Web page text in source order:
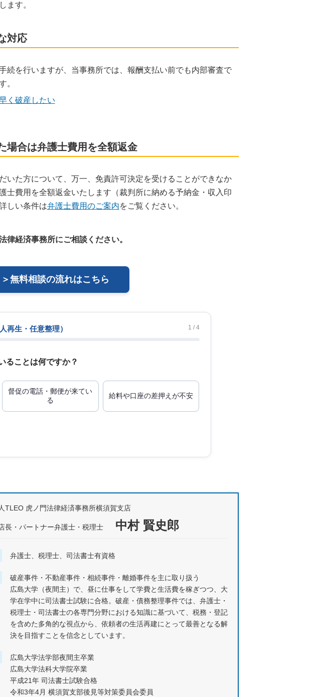
ます。
対応
続を行いますが、当事務所では、報酬支払い前でも内部審査で
。
く破産したい
合は弁護士費用を全額返金
いた方について、万一、免責許可決定を受けることができなか
士費用を全額返金いたします（裁判所に納める予納金・収入印
しい条件は弁護士費用のご案内をご覧ください。
律経済事務所にご相談ください。
＞無料相談の流れはこちら
再生・任意整理） 1 / 4
ることは何ですか？
督促の電話・郵便が来てい
る
給料や口座の差押えが不安
TLEO 虎ノ門法律経済事務所横須賀支店
長・パートナー弁護士・税理士 中村 賢史郎
弁護士、税理士、司法書士有資格
破産事件・不動産事件・相続事件・離婚事件を主に取り扱う
広島大学（夜間主）で、昼に仕事をして学費と生活費を稼ぎつつ、大
学在学中に司法書士試験に合格。破産・債務整理事件では、弁護士・
税理士・司法書士の各専門分野における知識に基づいて、税務・登記
を含めた多角的な視点から、依頼者の生活再建にとって最善となる解
決を目指すことを信念としています。
広島大学法学部夜間主卒業
広島大学法科大学院卒業
平成21年 司法書士試験合格
令和3年4月 横須賀支部後見等対策委員会委員